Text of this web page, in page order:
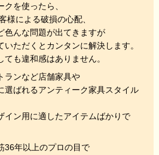
を使ったら、
様による破損の心配、
色んな問題が出てきますが
いただくと カンタンに解決します。
も違和感はありません。
ランなど店舗家具や
選ばれるアンティーク家具スタイル
イン用に適したアイテムばかりで
36年以上のプロの目で